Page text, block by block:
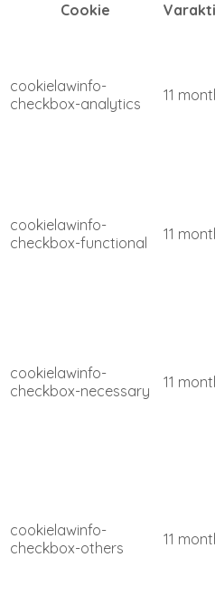
Cookie
cookielawinfo-
checkbox-analytics
11
cookielawinfo-
checkbox-functional
11
cookielawinfo-
checkbox-necessary
11
cookielawinfo-
checkbox-others
11